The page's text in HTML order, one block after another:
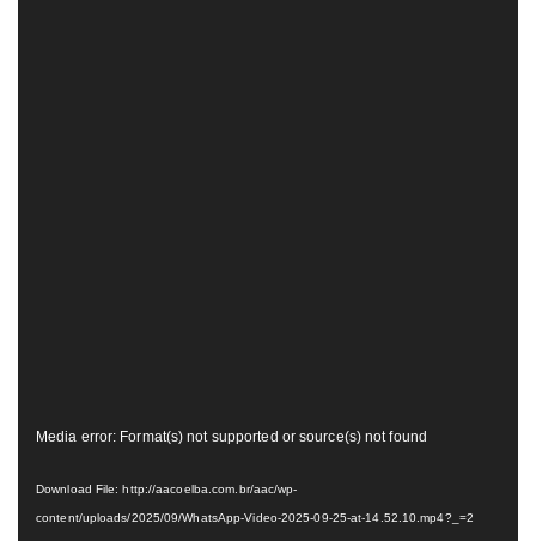
Tocador
vídeo
Media error: Format(s) not supported or source(s) not found
Download File: http://aacoelba.com.br/aac/wp-
content/uploads/2025/09/WhatsApp-Video-2025-09-25-at-14.52.10.mp4?_=2